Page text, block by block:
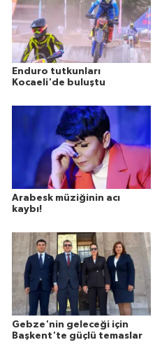
Enduro tutkunları
Kocaeli'de buluştu
Arabesk müziğinin acı
kaybı!
Gebze'nin geleceği için
Başkent'te güçlü temaslar